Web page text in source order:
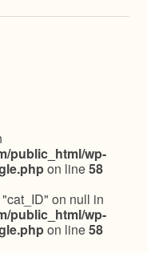
public_html/wp-
on line58
on null in
public_html/wp-
on line58